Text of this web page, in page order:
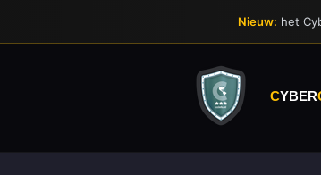
CYBER
Nieuw: het